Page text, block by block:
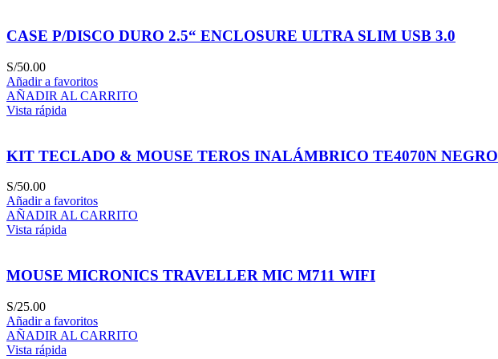
CASE P/DISCO DURO 2.5“ ENCLOSURE ULTRA SLIM USB 3.0
S/50.00
Añadir a favoritos
AÑADIR AL CARRITO
Vista rápida
KIT TECLADO & MOUSE TEROS INALÁMBRICO TE4070N NEGRO
S/50.00
Añadir a favoritos
AÑADIR AL CARRITO
Vista rápida
MOUSE MICRONICS TRAVELLER MIC M711 WIFI
S/25.00
Añadir a favoritos
AÑADIR AL CARRITO
Vista rápida